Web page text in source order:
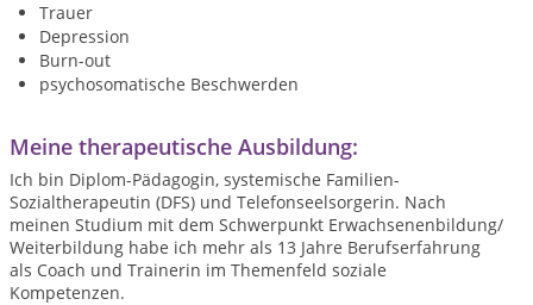
Trauer
Depression
Burn-out
psychosomatische Beschwerden
Meine therapeutische Ausbildung:
Ich bin Diplom-Pädagogin, systemische Familien-
Sozialtherapeutin (DFS) und Telefonseelsorgerin. Nach
meinen Studium mit dem Schwerpunkt Erwachsenenbildung/
Weiterbildung habe ich mehr als 13 Jahre Berufserfahrung
als Coach und Trainerin im Themenfeld soziale
Kompetenzen.